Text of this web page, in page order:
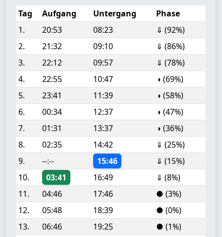
Tag
Aufgang Untergang
Phase
1.
20:53 08:23
⇓ (92%)
2.
21:32 09:10
⇓ (86%)
3.
22:12 09:57
⇓ (78%)
4.
22:55 10:47
◑ (69%)
5.
23:41 11:39
◑ (58%)
6.
00:34 12:37
◑ (47%)
7.
01:31 13:37
◑ (36%)
8.
02:35 14:42
⇓ (25%)
9.
--:-- 15:46
⇓ (15%)
10.
03:41 16:49
⇓ (8%)
11.
04:46 17:46
● (3%)
12.
05:48 18:39
● (0%)
13.
06:46 19:25
● (1%)